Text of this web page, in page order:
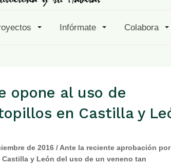
Infórmate Colabora
opone al uso de
en Castilla y
de 2016 / Ante la reciente aprobación
Castilla y León del uso de un veneno tan